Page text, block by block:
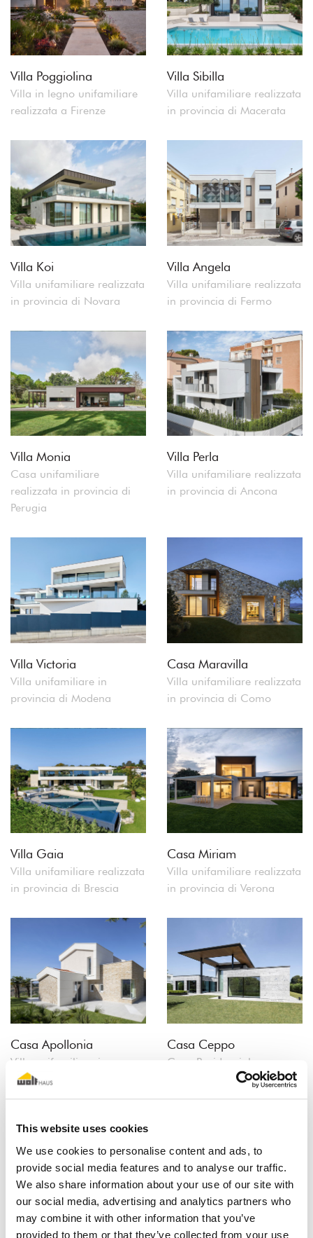
This website uses cookies
We use cookies to personalise content and ads, to
provide social media features and to analyse our traffic.
We also share information about your use of our site with
our social media, advertising and analytics partners who
may combine it with other information that you’ve
provided to them or that they’ve collected from your use
Villa Poggiolina
Villa in legno unifamiliare
realizzata a Firenze
Villa Sibilla
Villa unifamiliare realizzata
in provincia di Macerata
Villa Koi
Villa unifamiliare realizzata
in provincia di Novara
Villa Angela
Villa unifamiliare realizzata
in provincia di Fermo
Villa Monia
Casa unifamiliare
realizzata in provincia di
Perugia
Villa Perla
Villa unifamiliare realizzata
in provincia di Ancona
Villa Victoria
Villa unifamiliare in
provincia di Modena
Casa Maravilla
Villa unifamiliare realizzata
in provincia di Como
Villa Gaia
Villa unifamiliare realizzata
in provincia di Brescia
Casa Miriam
Villa unifamiliare realizzata
in provincia di Verona
Casa Apollonia
Villa unifamiliare in
provincia di Fermo
Casa Ceppo
Casa Residenziale
realizzata in provincia di
Bergamo